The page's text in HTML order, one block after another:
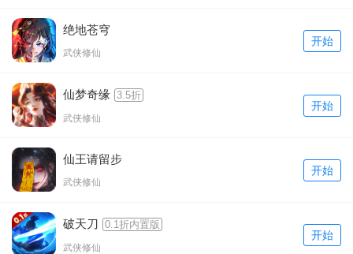
绝地苍穹
武侠修仙
开始
仙梦奇缘 3.5折
武侠修仙
开始
仙王请留步
武侠修仙
开始
破天刀 0.1折内置版
武侠修仙
开始